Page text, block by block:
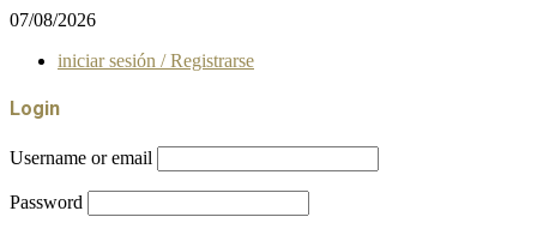
07/08/2026
iniciar sesión / Registrarse
Login
Username or email
Password